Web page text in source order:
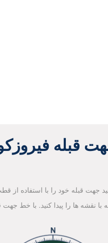
قبله
قبله خود را با استفاده از
با نقشه ها را پیدا کنید. با خط